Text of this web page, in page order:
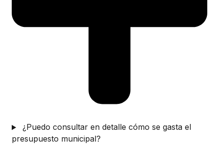
¿Puedo consultar en detalle cómo se gasta el
presupuesto municipal?